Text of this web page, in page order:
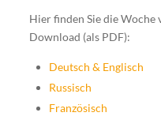
Hier finden Sie die Woche
Download (als PDF):
Deutsch & Englisch
Russisch
Französisch